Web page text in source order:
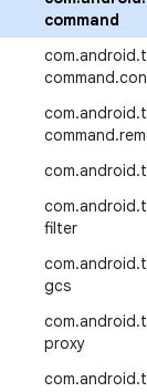
command
com.android.
command.
com.android.
command.
com.android.
com.android.
filter
com.android.
gcs
com.android.
proxy
com.android.